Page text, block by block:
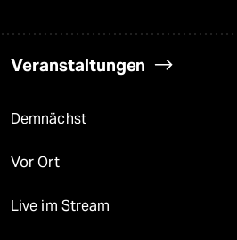
Veranstaltungen
Demnächst
Vor Ort
Live im Stream